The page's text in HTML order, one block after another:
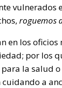
vulnerados
roguemos
en los oficios
por los
la salud
a